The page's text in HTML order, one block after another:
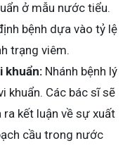
ở mẫu nước tiểu.
bệnh dựa vào tỷ lệ
trạng viêm.
khuẩn: Nhánh bệnh lý
khuẩn. Các bác sĩ sẽ
kết luận về sự xuất
cầu trong nước